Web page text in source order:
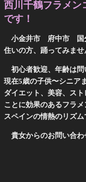
西川千鶴フラメン
です！
小金井市 府中市 国
住いの方、踊ってみませ
初心者歓迎、年齢は問
現在5歳の子供〜シニア
ダイエット、美容、ス
ことに効果のあるフラメ
スペインの情熱のリズ
貴女からのお問い合わ